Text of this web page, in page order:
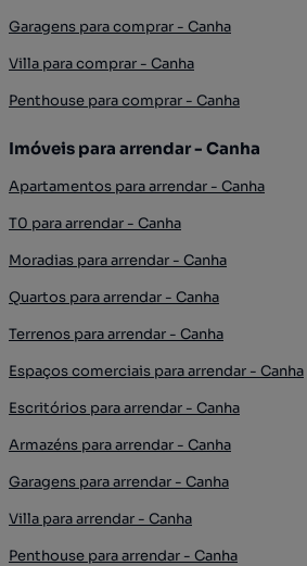
Garagens para comprar - Canha
Villa para comprar - Canha
Penthouse para comprar - Canha
Imóveis para arrendar - Canha
Apartamentos para arrendar - Canha
T0 para arrendar - Canha
Moradias para arrendar - Canha
Quartos para arrendar - Canha
Terrenos para arrendar - Canha
Espaços comerciais para arrendar - Canha
Escritórios para arrendar - Canha
Armazéns para arrendar - Canha
Garagens para arrendar - Canha
Villa para arrendar - Canha
Penthouse para arrendar - Canha